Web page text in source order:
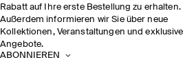
Rabatt auf Ihre erste Bestellung zu erhalten.
Außerdem informieren wir Sie über neue
Kollektionen, Veranstaltungen und exklusive
Angebote.
ABONNIEREN